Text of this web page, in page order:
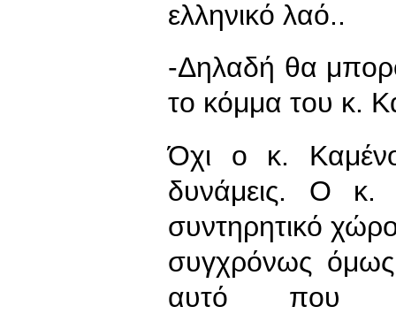
ελληνικό λαό..
-Δηλαδή θα
το κόμμα του κ.
Όχι ο κ.
δυνάμεις. Ο κ.
συντηρητικό
συγχρόνως
αυτό που